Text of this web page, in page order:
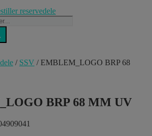
reservedele
/ SSV / EMBLEM_LOGO BRP 68
BRP 68 MM UV